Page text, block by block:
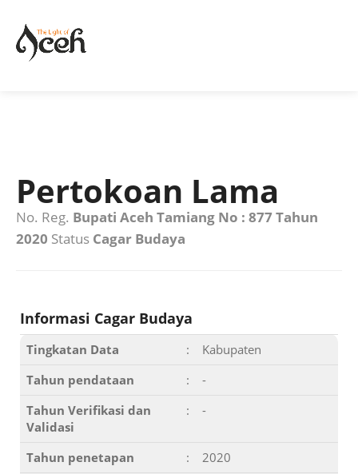
Pertokoan Lama
No. Reg. Bupati Aceh Tamiang No : 877 Tahun
2020 Status Cagar Budaya
Informasi Cagar Budaya
Tingkatan Data :
Kabupaten
Tahun pendataan
:
-
Tahun Verifikasi dan
Validasi
: -
Tahun penetapan :
2020